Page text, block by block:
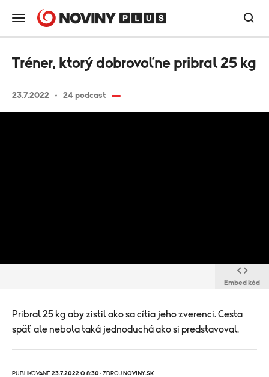
23.7.2022 24 podcast
Tréner, ktorý dobrovoľne pribral 25 kg
Embed kód
Pribral 25 kg aby zistil ako sa cítia jeho zverenci. Cesta
späť ale nebola taká jednoduchá ako si predstavoval.
PUBLIKOVANÉ 23.7.2022 O 8:30 · ZDROJ NOVINY.SK